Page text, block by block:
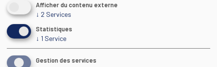
TARIF
INDICATEURS GÉNÉRAUX CFA
INDICATEURS DE LA FORMATION
Afficher du contenu externe
↓ 2 Services
Statistiques
↓ 1 Service
Gestion des services